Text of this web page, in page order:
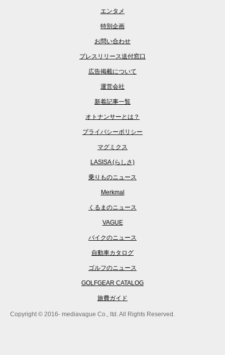
エンタメ
特別企画
お問い合わせ
プレスリリース送付窓口
広告掲載について
運営会社
新着記事一覧
オトナンサーとは？
プライバシーポリシー
マグミクス
LASISA (らしさ)
乗りものニュース
Merkmal
くるまのニュース
VAGUE
バイクのニュース
自動車カタログ
ゴルフのニュース
GOLFGEAR CATALOG
旅費ガイド
Copyright © 2016- mediavague Co., ltd. All Rights Reserved.